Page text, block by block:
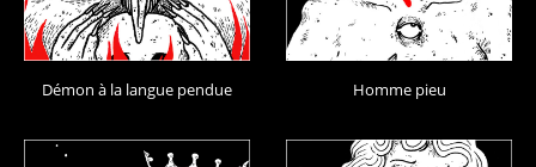
Démon à la langue pendue Homme pieu